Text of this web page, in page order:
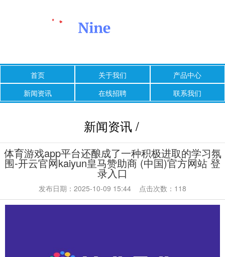
首页 关于我们
产品中心
新闻资讯
在线招聘 联系我们
新闻资讯 /
体育游戏app平台还酿成了一种积极进取的学习氛
围-开云官网kaiyun皇马赞助商 (中国)官方网站 登
录入口
发布日期：2025-10-09 15:44 点击次数：118